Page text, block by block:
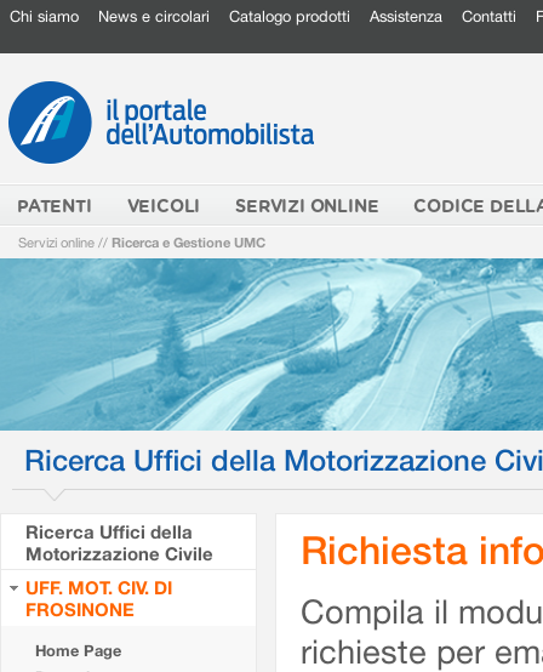
Chi siamo News e circolari Catalogo prodotti Assistenza Contatti
PATENTI VEICOLI SERVIZI ONLINE CODICE
Servizi online // Ricerca e Gestione UMC
Ricerca Uffici della Motorizzazione
Ricerca Uffici della
Motorizzazione Civile
UFF. MOT. CIV. DI
FROSINONE
Home Page
Richiesta
Compila il
richieste per